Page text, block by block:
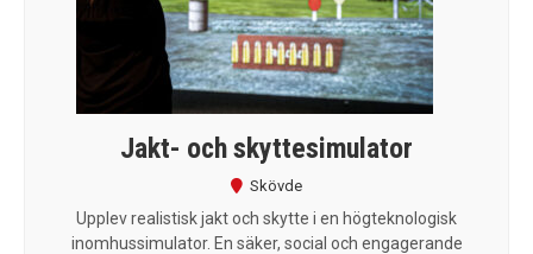
Jakt- och skyttesimulator
Skövde
Upplev realistisk jakt och skytte i en högteknologisk
inomhussimulator. En säker, social och engagerande